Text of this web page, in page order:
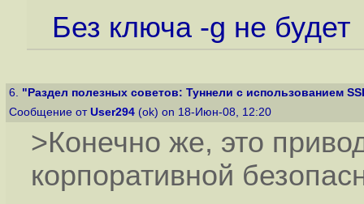
Без ключа -g не будет
6. "Раздел полезных советов: Туннели с использованием
Сообщение от User294 (ok) on 18-Июн-08, 12:20
>Конечно же, это
корпоративной